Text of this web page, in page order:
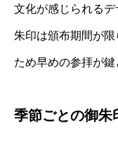
文化が感じられる
朱印は頒布期間が
ため早めの参拝が鍵
季節ごとの御朱